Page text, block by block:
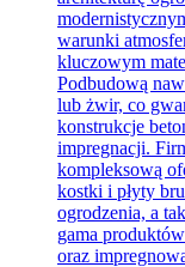
warunki
kluczowym
Podbudową
lub żwir, co
konstrukcje
impregnacji.
kompleksową
kostki i płyty
ogrodzenia, a
gama
oraz